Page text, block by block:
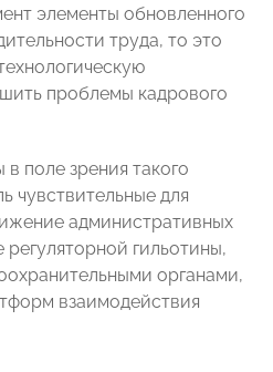
элементы обновленного
труда, то это
проблемы кадрового
поле зрения такого
чувствительные для
административных
гильотины,
органами,
взаимодействия